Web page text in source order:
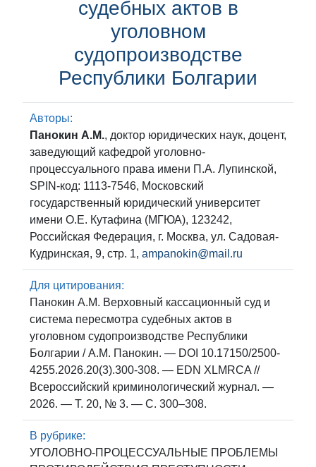
судебных актов в
уголовном
судопроизводстве
Республики Болгарии
Авторы:
Панокин А.М., доктор юридических наук, доцент,
заведующий кафедрой уголовно-
процессуального права имени П.А. Лупинской,
SPIN-код: 1113-7546, Московский
государственный юридический университет
имени О.Е. Кутафина (МГЮА), 123242,
Российская Федерация, г. Москва, ул. Садовая-
Кудринская, 9, стр. 1, ampanokin@mail.ru
Для цитирования:
Панокин А.М. Верховный кассационный суд и
система пересмотра судебных актов в
уголовном судопроизводстве Республики
Болгарии / А.М. Панокин. — DOI 10.17150/2500-
4255.2026.20(3).300-308. — EDN XLMRCA //
Всероссийский криминологический журнал. —
2026. — Т. 20, № 3. — С. 300–308.
В рубрике:
УГОЛОВНО-ПРОЦЕССУАЛЬНЫЕ ПРОБЛЕМЫ